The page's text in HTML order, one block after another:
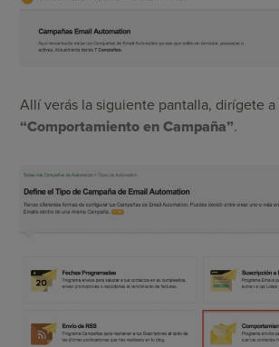
Allí verás la siguiente pantalla, dirígete
“Comportamiento en Campaña”.